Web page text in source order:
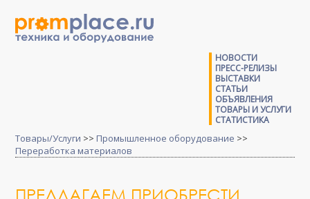
НОВОСТИ
ПРЕСС-РЕЛИЗЫ
ВЫСТАВКИ
СТАТЬИ
ОБЪЯВЛЕНИЯ
ТОВАРЫ И УСЛУГИ
СТАТИСТИКА
Товары/Услуги >> Промышленное оборудование >>
Переработка материалов
ПРЕДЛАГАЕМ ПРИОБРЕСТИ